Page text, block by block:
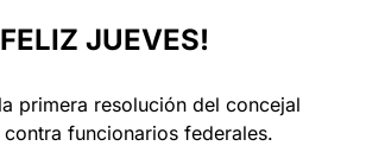
JUEVES!
primera resolución del concejal
contra funcionarios federales.